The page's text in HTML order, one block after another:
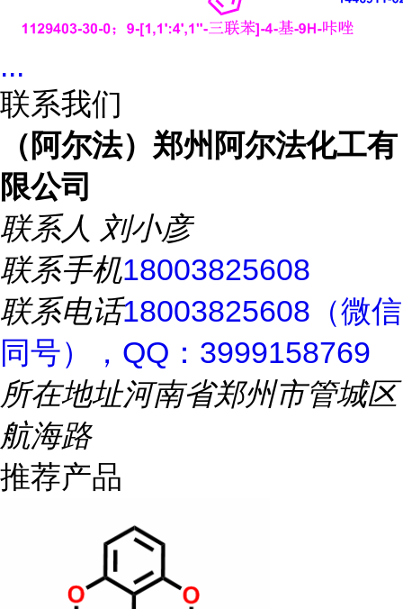
...
联系我们
（阿尔法）郑州阿尔法化工有
限公司
联系人 刘小彦
联系手机18003825608
联系电话18003825608（微信
同号），QQ：3999158769
所在地址河南省郑州市管城区
航海路
推荐产品